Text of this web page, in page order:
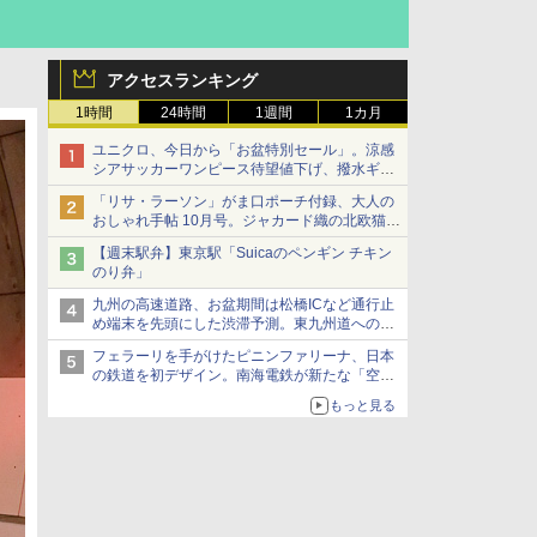
アクセスランキング
1時間 24時間 1週間 1カ月
ユニクロ、今日から「お盆特別セール」。涼感
シアサッカーワンピース待望値下げ、撥水ギア
ショーツは1990円に
「リサ・ラーソン」がま口ポーチ付録、大人の
おしゃれ手帖 10月号。ジャカード織の北欧猫デ
ザイン
【週末駅弁】東京駅「Suicaのペンギン チキン
のり弁」
九州の高速道路、お盆期間は松橋ICなど通行止
め端末を先頭にした渋滞予測。東九州道への迂
回は料金調整を実施
フェラーリを手がけたピニンファリーナ、日本
の鉄道を初デザイン。南海電鉄が新たな「空港
もっと見る